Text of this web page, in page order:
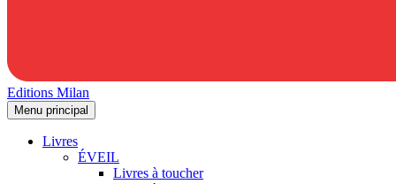
Editions Milan
Menu principal
Livres
ÉVEIL
Livres à toucher